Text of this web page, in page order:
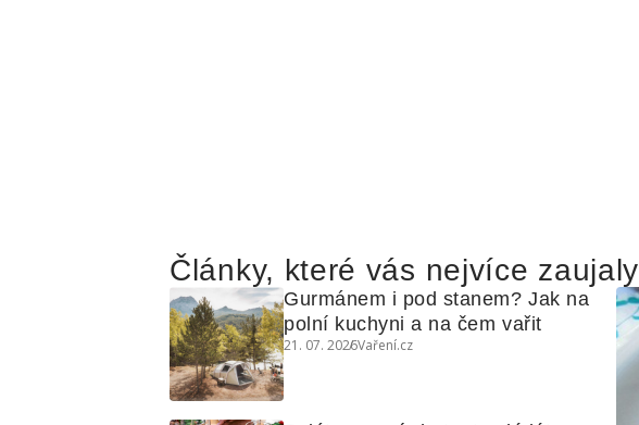
Články, které vás nejvíce zaujaly
Gurmánem i pod stanem? Jak na
polní kuchyni a na čem vařit
21. 07. 2026Vaření.cz